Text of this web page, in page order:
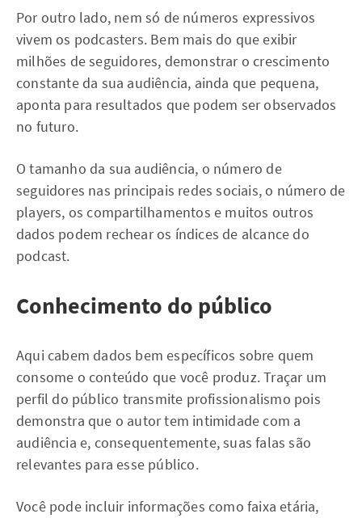
Por outro lado, nem só de números expressivos
vivem os podcasters. Bem mais do que exibir
milhões de seguidores, demonstrar o crescimento
constante da sua audiência, ainda que pequena,
aponta para resultados que podem ser observados
no futuro.
O tamanho da sua audiência, o número de
seguidores nas principais redes sociais, o número de
players, os compartilhamentos e muitos outros
dados podem rechear os índices de alcance do
podcast.
Conhecimento do público
Aqui cabem dados bem específicos sobre quem
consome o conteúdo que você produz. Traçar um
perfil do público transmite profissionalismo pois
demonstra que o autor tem intimidade com a
audiência e, consequentemente, suas falas são
relevantes para esse público.
Você pode incluir informações como faixa etária,